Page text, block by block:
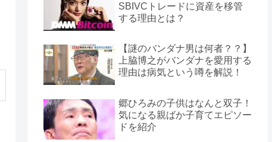
SBIVCトレードに資産を移管
する理由とは？
【謎のバンダナ男は何者？？】
上脇博之がバンダナを愛用する
理由は病気という噂を解説！
郷ひろみの子供はなんと双子！
気になる親ばか子育てエピソー
ドを紹介